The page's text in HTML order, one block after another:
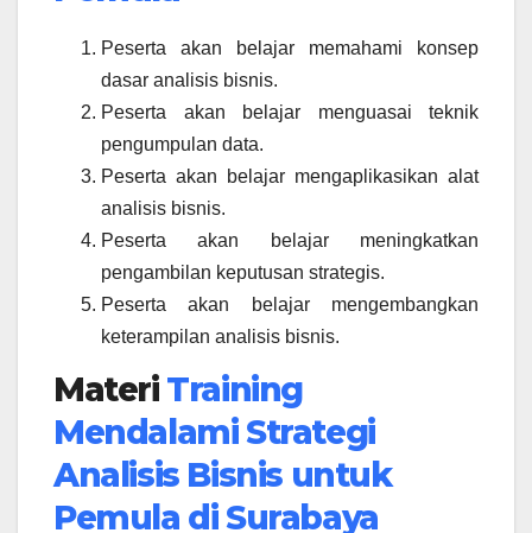
Peserta akan belajar memahami konsep
dasar analisis bisnis.
Peserta akan belajar menguasai teknik
pengumpulan data.
Peserta akan belajar mengaplikasikan alat
analisis bisnis.
Peserta akan belajar meningkatkan
pengambilan keputusan strategis.
Peserta akan belajar mengembangkan
keterampilan analisis bisnis.
Materi Training
Mendalami Strategi
Analisis Bisnis untuk
Pemula di Surabaya